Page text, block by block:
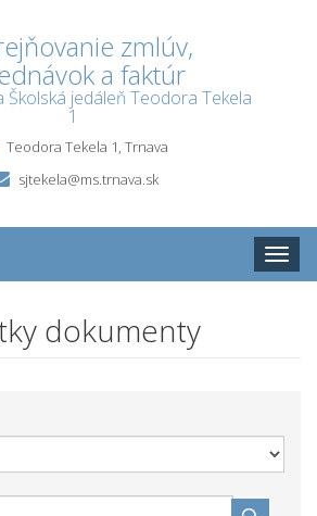
zmlúv,
a faktúr
Školská jedáleň Teodora Tekela
1
Teodora Tekela 1, Trnava
sjtekela@ms.trnava.sk
Toggle
dokumenty